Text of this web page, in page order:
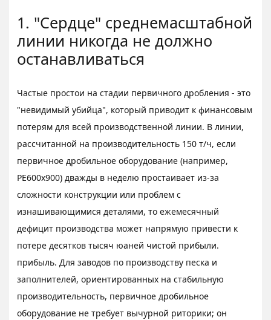
1. "Сердце" среднемасштабной
линии никогда не должно
останавливаться
Частые простои на стадии первичного дробления - это
"невидимый убийца", который приводит к финансовым
потерям для всей производственной линии. В линии,
рассчитанной на производительность 150 т/ч, если
первичное дробильное оборудование (например,
PE600x900) дважды в неделю простаивает из-за
сложности конструкции или проблем с
изнашивающимися деталями, то ежемесячный
дефицит производства может напрямую привести к
потере десятков тысяч юаней чистой прибыли.
прибыль. Для заводов по производству песка и
заполнителей, ориентированных на стабильную
производительность, первичное дробильное
оборудование не требует вычурной риторики; он